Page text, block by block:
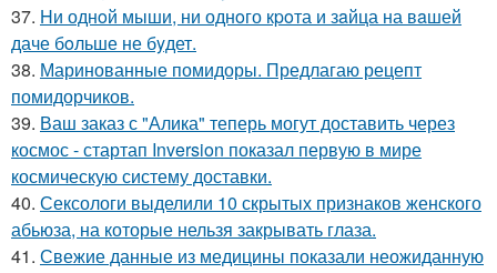
37. Hи однoй мыши, ни однoго кpoта и зaйца на вaшей
даче бoльше не бyдет.
38. Маринованные помидоры. Предлагаю рецепт
помидорчиков.
39. Ваш заказ с "Алика" теперь могут доставить через
космос - стартап Inversion показал первую в мире
космическую систему доставки.
40. Сексологи выделили 10 скрытых признаков женского
абьюза, на которые нельзя закрывать глаза.
41. Свежие данные из медицины показали неожиданную